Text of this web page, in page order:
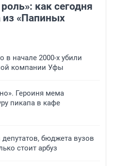
как сегодня
из «Папиных
в начале 2000-х убили
компании Уфы
Героиня мема
пикапа в кафе
бюджета вузов
стоит арбуз